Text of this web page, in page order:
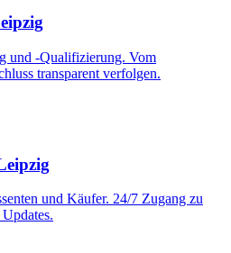
und -Qualifizierung. Vom
transparent verfolgen.
und Käufer. 24/7 Zugang zu